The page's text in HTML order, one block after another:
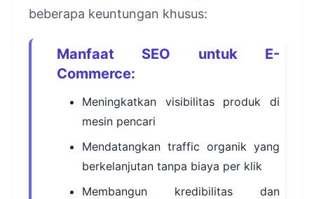
beberapa keuntungan khusus:
Manfaat SEO untuk E-
Commerce:
Meningkatkan visibilitas produk di
mesin pencari
Mendatangkan traffic organik yang
berkelanjutan tanpa biaya per klik
Membangun kredibilitas dan